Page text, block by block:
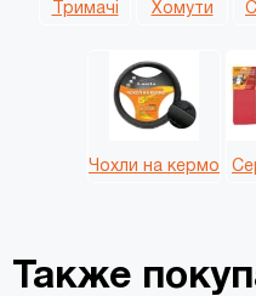
Тримачі Хомути
Чохли на кермо
Также